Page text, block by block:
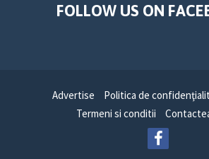
FOLLOW US ON
Advertise Politica de
Termeni si conditii